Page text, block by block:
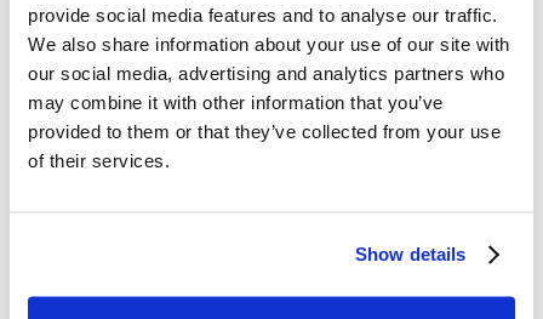
provide social media features and to analyse our traffic.
We also share information about your use of our site with
our social media, advertising and analytics partners who
may combine it with other information that you’ve
provided to them or that they’ve collected from your use
of their services.
Show details
es 100% gratuita